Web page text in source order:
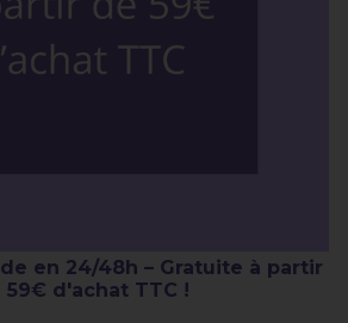
en 24/48h – Gratuite à partir
59€ d'achat TTC !